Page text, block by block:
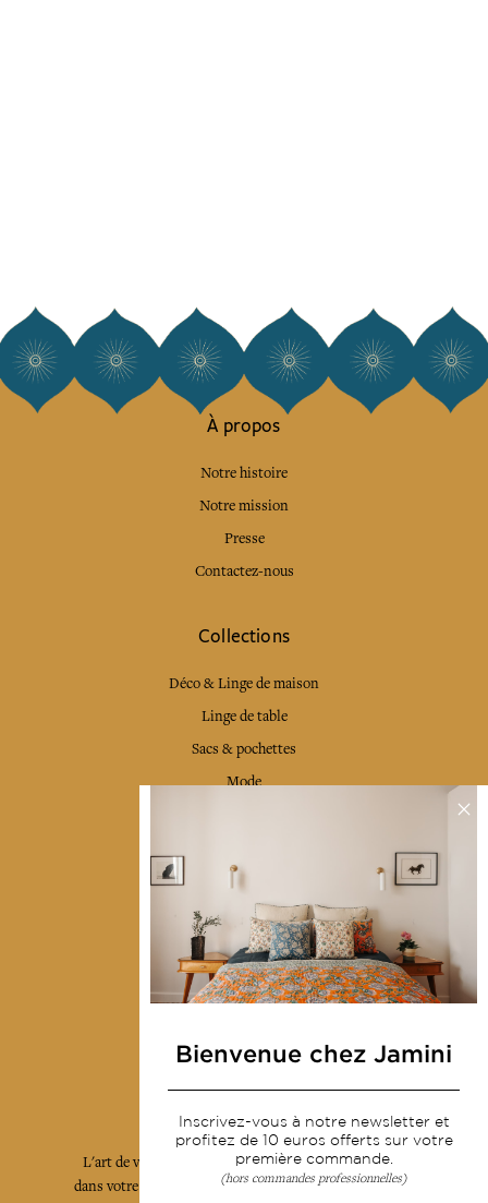
À propos
Notre histoire
Notre mission
Presse
Contactez-nous
Collections
Déco & Linge de maison
Linge de table
Sacs & pochettes
Mode
Livraison & retour
CGV
Devenir revendeur
Notre communauté
L'art de vivre JAMINI raconté avec poésie et élégance
dans votre boîte mail. Inscrivez vous à notre newsletter
Bienvenue chez Jamini
Inscrivez-vous à notre newsletter et
profitez de 10 euros offerts sur votre
première commande.
(hors commandes professionnelles)